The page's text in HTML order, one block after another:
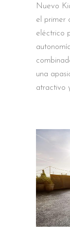
Nuevo
el primer
eléctrico
una
atractivo